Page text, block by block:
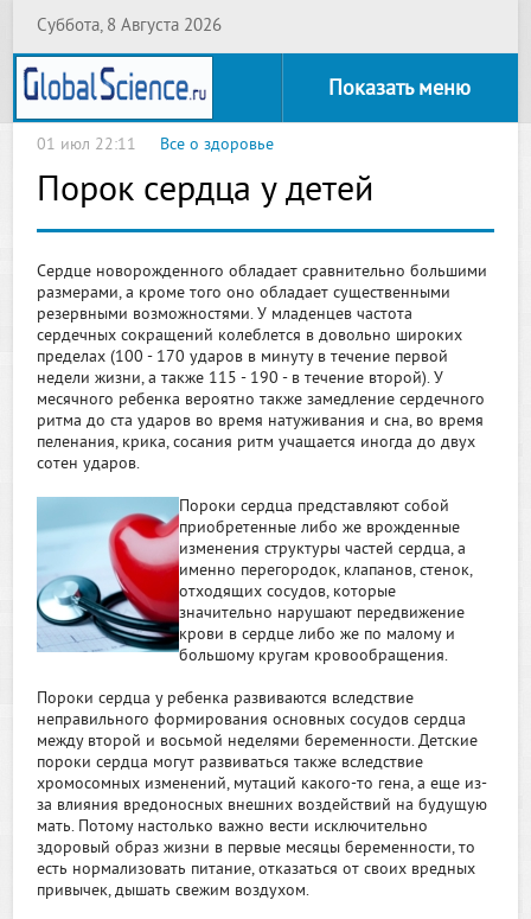
Суббота, 8 Августа 2026
Показать меню
01 июл 22:11 Все о здоровье
Порок сердца у детей
Сердце новорожденного обладает сравнительно большими
размерами, а кроме того оно обладает существенными
резервными возможностями. У младенцев частота
сердечных сокращений колеблется в довольно широких
пределах (100 - 170 ударов в минуту в течение первой
недели жизни, а также 115 - 190 - в течение второй). У
месячного ребенка вероятно также замедление сердечного
ритма до ста ударов во время натуживания и сна, во время
пеленания, крика, сосания ритм учащается иногда до двух
сотен ударов.
Пороки сердца представляют собой
приобретенные либо же врожденные
изменения структуры частей сердца, а
именно перегородок, клапанов, стенок,
отходящих сосудов, которые
значительно нарушают передвижение
крови в сердце либо же по малому и
большому кругам кровообращения.
Пороки сердца у ребенка развиваются вследствие
неправильного формирования основных сосудов сердца
между второй и восьмой неделями беременности. Детские
пороки сердца могут развиваться также вследствие
хромосомных изменений, мутаций какого-то гена, а еще из-
за влияния вредоносных внешних воздействий на будущую
мать. Потому настолько важно вести исключительно
здоровый образ жизни в первые месяцы беременности, то
есть нормализовать питание, отказаться от своих вредных
привычек, дышать свежим воздухом.